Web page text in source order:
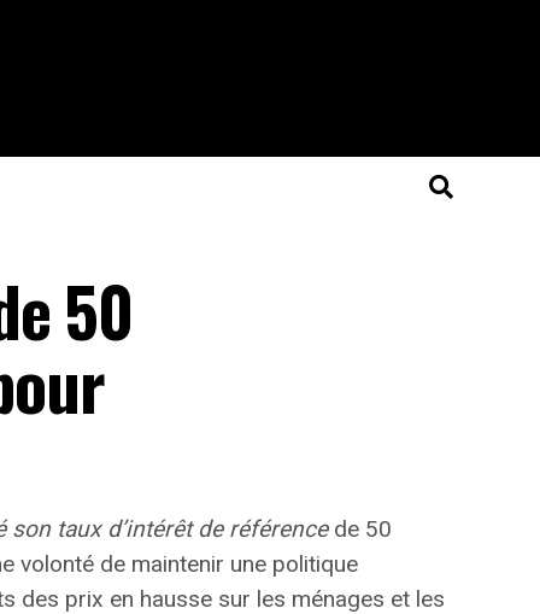
50
son taux d’intérêt de référencede 50
volonté de maintenir une politique
des prix en hausse sur les ménages et les